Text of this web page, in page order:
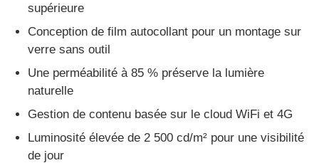
Nous contacter
Nouvelles
Tous les cas
Demander un devis
supérieure
Conception de film autocollant pour un montage sur
verre sans outil
Une perméabilité à 85 % préserve la lumière
naturelle
Gestion de contenu basée sur le cloud WiFi et 4G
Luminosité élevée de 2 500 cd/m² pour une visibilité
de jour